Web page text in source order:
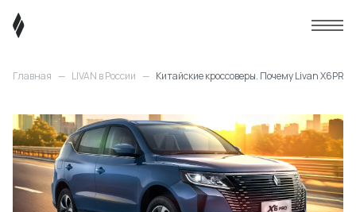
Главная — LIVAN в России — Китайские кроссоверы. Почему Livan X6PRO